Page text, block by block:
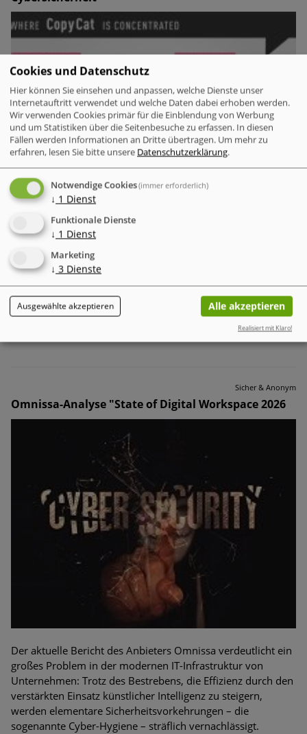
Der „Annual AI Security Report 2026“ von Check Point
dokumentiert einen gefährlichen Trend in der
Cybersicherheit: Künstliche Intelligenz (KI) dient
Cyberkriminellen nicht mehr nur als
Vorbereitungswerkzeug, sondern führt Angriffe mittlerweile
völlig eigenständig und mit minimaler menschlicher
Sicher & Anonym
Omnissa-Analyse "State of Digital Workspace 2026
Der aktuelle Bericht des Anbieters Omnissa verdeutlicht ein
großes Problem in der modernen IT-Infrastruktur von
Unternehmen: Trotz des Bestrebens, die Effizienz durch den
verstärkten Einsatz künstlicher Intelligenz zu steigern,
werden elementare Sicherheitsvorkehrungen – die
sogenannte Cyber-Hygiene – sträflich vernachlässigt.
Cookies und Datenschutz
Hier können Sie einsehen und anpassen, welche Dienste unser
Internetauftritt verwendet und welche Daten dabei erhoben werden.
Wir verwenden Cookies primär für die Einblendung von Werbung
und um Statistiken über die Seitenbesuche zu erfassen. In diesen
Fällen werden Informationen an Dritte übertragen. Um mehr zu
erfahren, lesen Sie bitte unsere Datenschutzerklärung.
Notwendige Cookies(immer erforderlich)
↓ 1 Dienst
Funktionale Dienste
↓ 1 Dienst
Marketing
↓ 3 Dienste
Ausgewählte akzeptieren Alle akzeptieren
Realisiert mit Klaro!